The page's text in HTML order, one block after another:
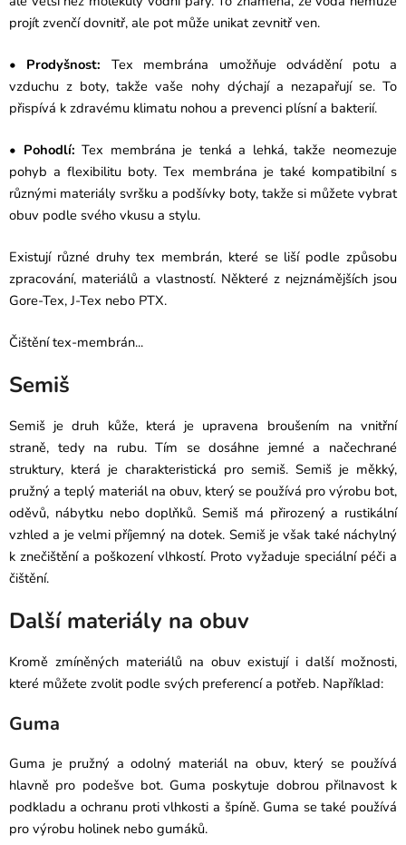
projít zvenčí dovnitř, ale pot může unikat zevnitř ven.
• Prodyšnost: Tex membrána umožňuje odvádění potu a
vzduchu z boty, takže vaše nohy dýchají a nezapařují se. To
přispívá k zdravému klimatu nohou a prevenci plísní a bakterií.
• Pohodlí: Tex membrána je tenká a lehká, takže neomezuje
pohyb a flexibilitu boty. Tex membrána je také kompatibilní s
různými materiály svršku a podšívky boty, takže si můžete vybrat
obuv podle svého vkusu a stylu.
Existují různé druhy tex membrán, které se liší podle způsobu
zpracování, materiálů a vlastností. Některé z nejznámějších jsou
Gore-Tex, J-Tex nebo PTX.
Čištění tex-membrán...
Semiš
Semiš je druh kůže, která je upravena broušením na vnitřní
straně, tedy na rubu. Tím se dosáhne jemné a načechrané
struktury, která je charakteristická pro semiš. Semiš je měkký,
pružný a teplý materiál na obuv, který se používá pro výrobu bot,
oděvů, nábytku nebo doplňků. Semiš má přirozený a rustikální
vzhled a je velmi příjemný na dotek. Semiš je však také náchylný
k znečištění a poškození vlhkostí. Proto vyžaduje speciální péči a
čištění.
Další materiály na obuv
Kromě zmíněných materiálů na obuv existují i další možnosti,
které můžete zvolit podle svých preferencí a potřeb. Například:
Guma
Guma je pružný a odolný materiál na obuv, který se používá
hlavně pro podešve bot. Guma poskytuje dobrou přilnavost k
podkladu a ochranu proti vlhkosti a špíně. Guma se také používá
pro výrobu holinek nebo gumáků.